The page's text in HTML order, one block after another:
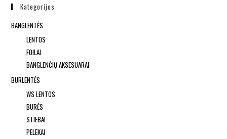
Kategorijos
BANGLENTĖS
LENTOS
FOILAI
BANGLENČIŲ AKSESUARAI
BURLENTĖS
WS LENTOS
BURĖS
STIEBAI
PELEKAI